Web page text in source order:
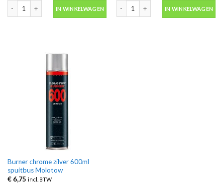
Bold Marker 15mm Standard Black -Montana aantal
IN WINKELWAGEN
Posca PCM22 Mop'r marker Wit
IN WINKELWAGEN
Burner chrome zilver 600ml
spuitbus Molotow
€6,75 incl. BTW